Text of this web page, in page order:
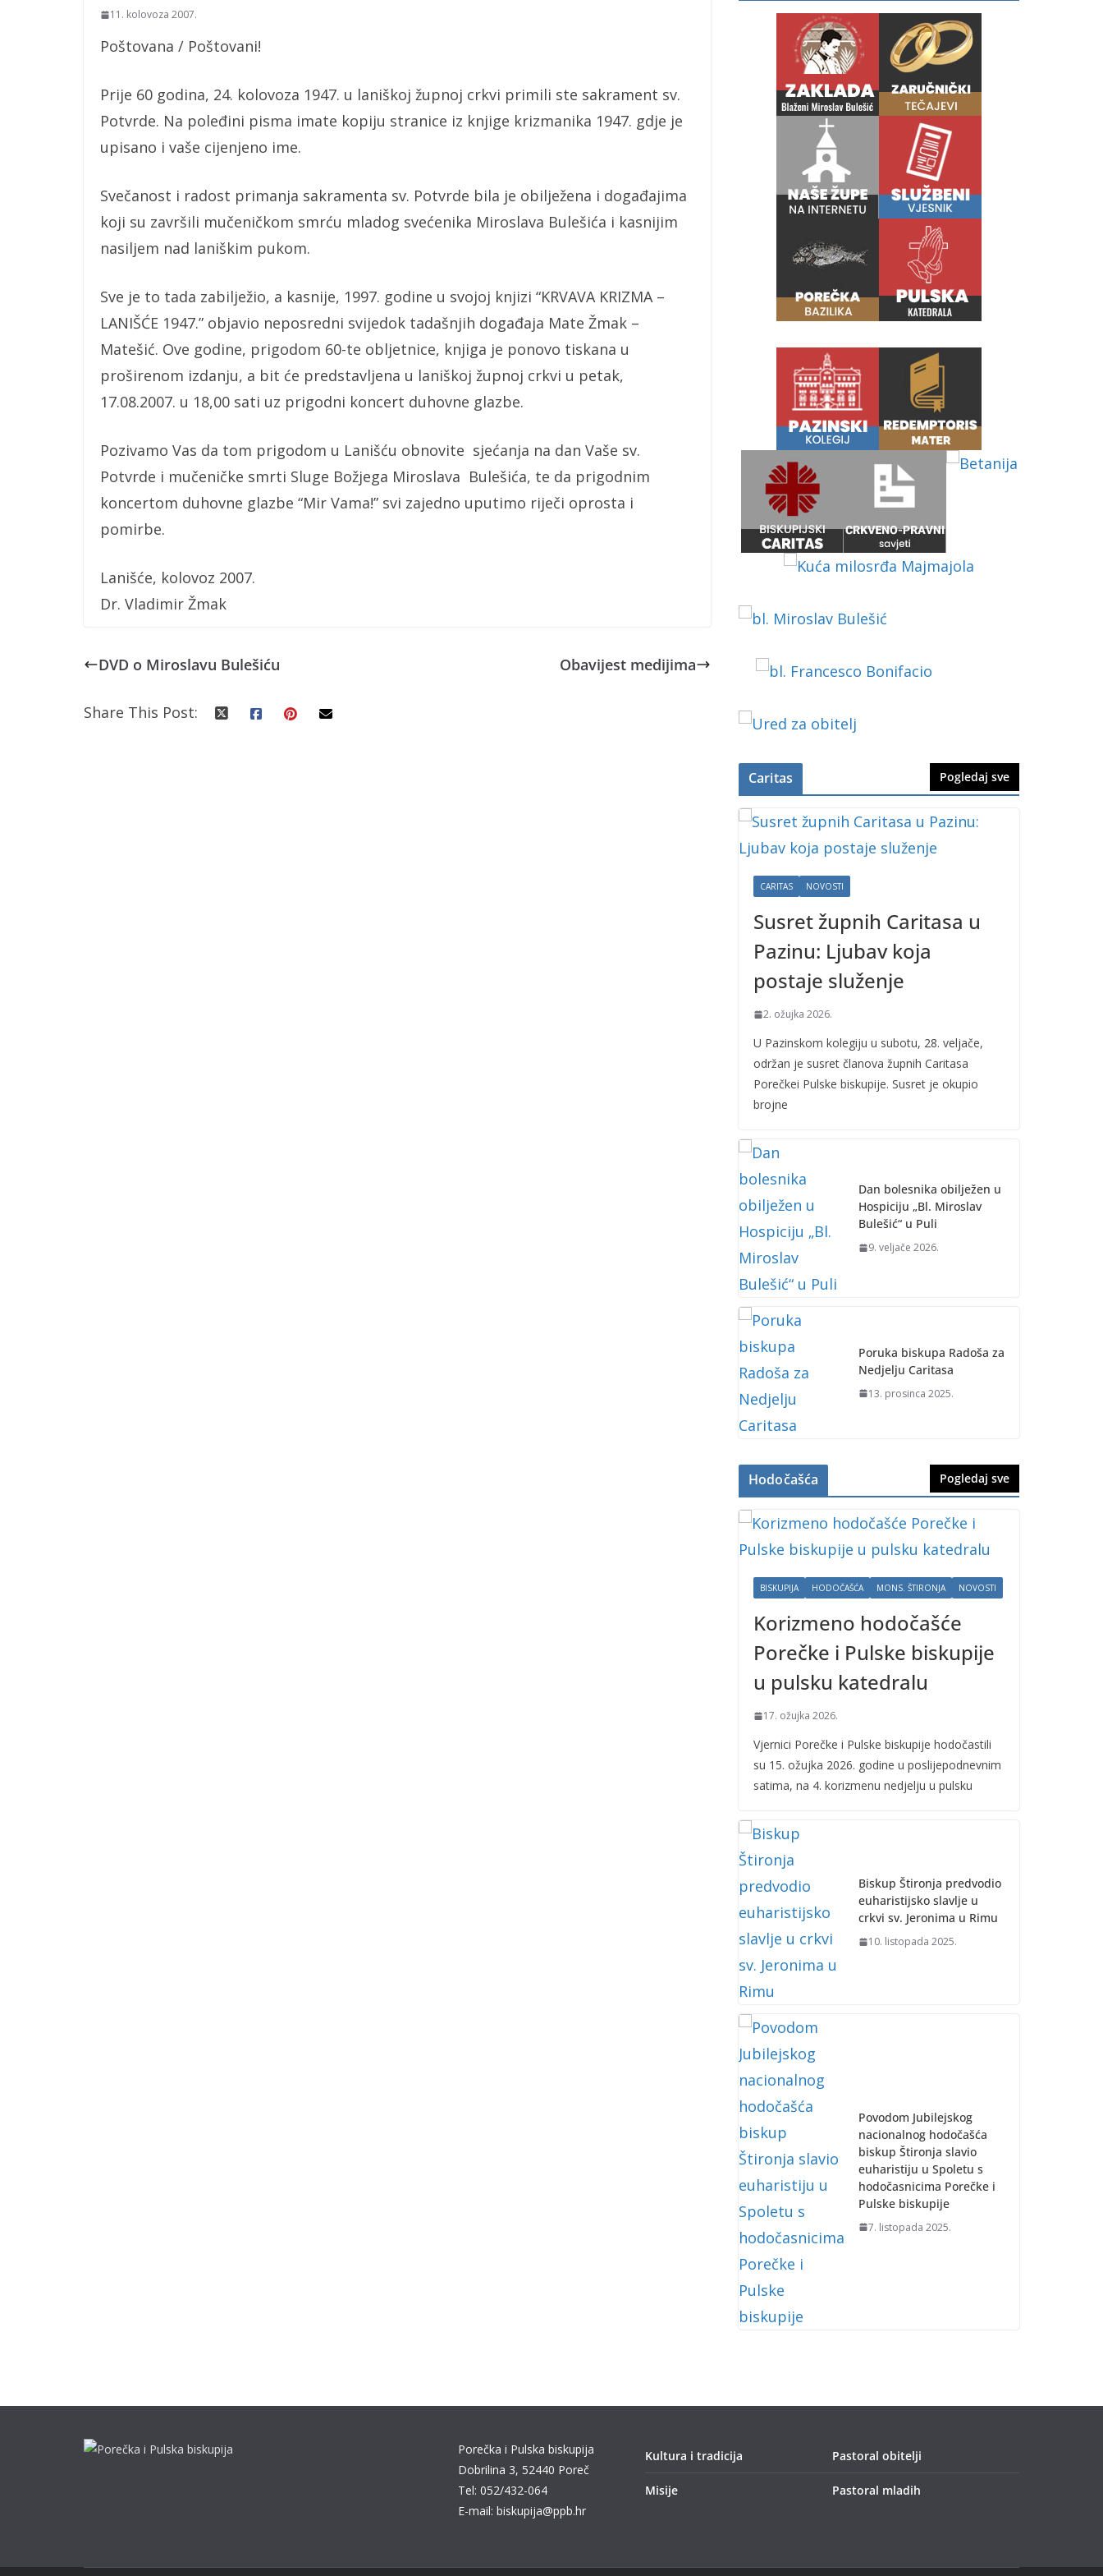
11. kolovoza 2007.
Poštovana / Poštovani!
Prije 60 godina, 24. kolovoza 1947. u laniškoj župnoj crkvi primili ste sakrament sv.
Potvrde. Na poleđini pisma imate kopiju stranice iz knjige krizmanika 1947. gdje je
upisano i vaše cijenjeno ime.
Svečanost i radost primanja sakramenta sv. Potvrde bila je obilježena i događajima
koji su završili mučeničkom smrću mladog svećenika Miroslava Bulešića i kasnijim
nasiljem nad laniškim pukom.
Sve je to tada zabilježio, a kasnije, 1997. godine u svojoj knjizi “KRVAVA KRIZMA –
LANIŠĆE 1947.” objavio neposredni svijedok tadašnjih događaja Mate Žmak –
Matešić. Ove godine, prigodom 60-te obljetnice, knjiga je ponovo tiskana u
proširenom izdanju, a bit će predstavljena u laniškoj župnoj crkvi u petak,
17.08.2007. u 18,00 sati uz prigodni koncert duhovne glazbe.
Pozivamo Vas da tom prigodom u Lanišću obnovite sjećanja na dan Vaše sv.
Potvrde i mučeničke smrti Sluge Božjega Miroslava Bulešića, te da prigodnim
koncertom duhovne glazbe “Mir Vama!” svi zajedno uputimo riječi oprosta i
pomirbe.
Lanišće, kolovoz 2007.
Dr. Vladimir Žmak
DVD o Miroslavu Bulešiću Obavijest medijima
Share This Post:
Caritas Pogledaj sve
CARITAS NOVOSTI
Susret župnih Caritasa u
Pazinu: Ljubav koja
postaje služenje
2. ožujka 2026.
U Pazinskom kolegiju u subotu, 28. veljače,
održan je susret članova župnih Caritasa
Porečkei Pulske biskupije. Susret je okupio
brojne
Dan bolesnika obilježen u
Hospiciju „Bl. Miroslav
Bulešić“ u Puli
9. veljače 2026.
Poruka biskupa Radoša za
Nedjelju Caritasa
13. prosinca 2025.
Hodočašća Pogledaj sve
BISKUPIJA HODOČAŠĆA MONS. ŠTIRONJA NOVOSTI
Korizmeno hodočašće
Porečke i Pulske biskupije
u pulsku katedralu
17. ožujka 2026.
Vjernici Porečke i Pulske biskupije hodočastili
su 15. ožujka 2026. godine u poslijepodnevnim
satima, na 4. korizmenu nedjelju u pulsku
Biskup Štironja predvodio
euharistijsko slavlje u
crkvi sv. Jeronima u Rimu
10. listopada 2025.
Povodom Jubilejskog
nacionalnog hodočašća
biskup Štironja slavio
euharistiju u Spoletu s
hodočasnicima Porečke i
Pulske biskupije
7. listopada 2025.
Porečka i Pulska biskupija
Dobrilina 3, 52440 Poreč
Tel: 052/432-064
E-mail: biskupija@ppb.hr
Kultura i tradicija
Misije
Pastoral obitelji
Pastoral mladih